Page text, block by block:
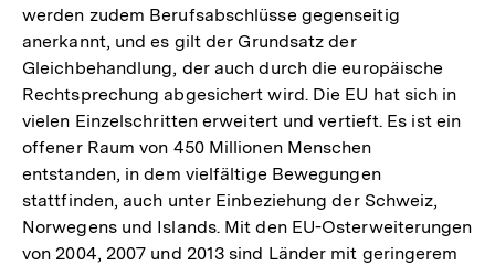
werden zudem Berufsabschlüsse gegenseitig
anerkannt, und es gilt der Grundsatz der
Gleichbehandlung, der auch durch die europäische
Rechtsprechung abgesichert wird. Die EU hat sich in
vielen Einzelschritten erweitert und vertieft. Es ist ein
offener Raum von 450 Millionen Menschen
entstanden, in dem vielfältige Bewegungen
stattfinden, auch unter Einbeziehung der Schweiz,
Norwegens und Islands. Mit den EU-Osterweiterungen
von 2004, 2007 und 2013 sind Länder mit geringerem